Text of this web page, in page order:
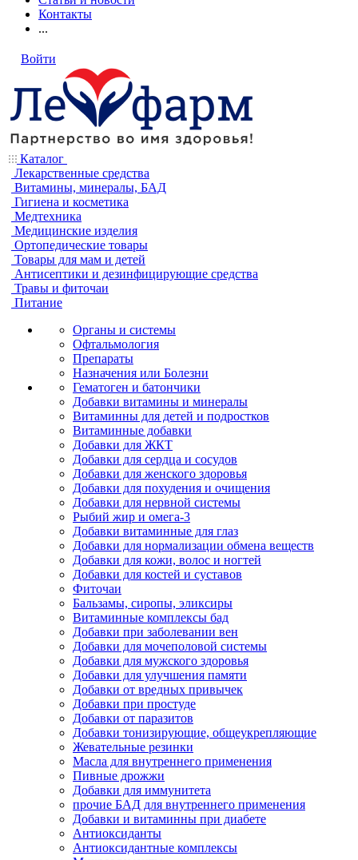
Контакты
...
Войти
Каталог
Лекарственные средства
Витамины, минералы, БАД
Гигиена и косметика
Медтехника
Медицинские изделия
Ортопедические товары
Товары для мам и детей
Антисептики и дезинфицирующие средства
Травы и фиточаи
Питание
Органы и системы
Офтальмология
Препараты
Назначения или Болезни
Гематоген и батончики
Добавки витамины и минералы
Витаминны для детей и подростков
Витаминные добавки
Добавки для ЖКТ
Добавки для сердца и сосудов
Добавки для женского здоровья
Добавки для похудения и очищения
Добавки для нервной системы
Рыбий жир и омега-3
Добавки витаминные для глаз
Добавки для нормализации обмена веществ
Добавки для кожи, волос и ногтей
Добавки для костей и суставов
Фиточаи
Бальзамы, сиропы, эликсиры
Витаминные комплексы бад
Добавки при заболевании вен
Добавки для мочеполовой системы
Добавки для мужского здоровья
Добавки для улучшения памяти
Добавки от вредных привычек
Добавки при простуде
Добавки от паразитов
Добавки тонизирующие, общеукрепляющие
Жевательные резинки
Масла для внутреннего применения
Пивные дрожжи
Добавки для иммунитета
прочие БАД для внутреннего применения
Добавки и витаминны при диабете
Антиоксиданты
Антиоксидантные комплексы